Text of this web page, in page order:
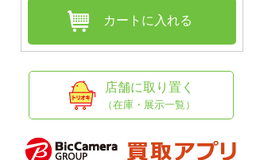
カートに入れる
店舗に取り置く
（在庫・展示一覧）